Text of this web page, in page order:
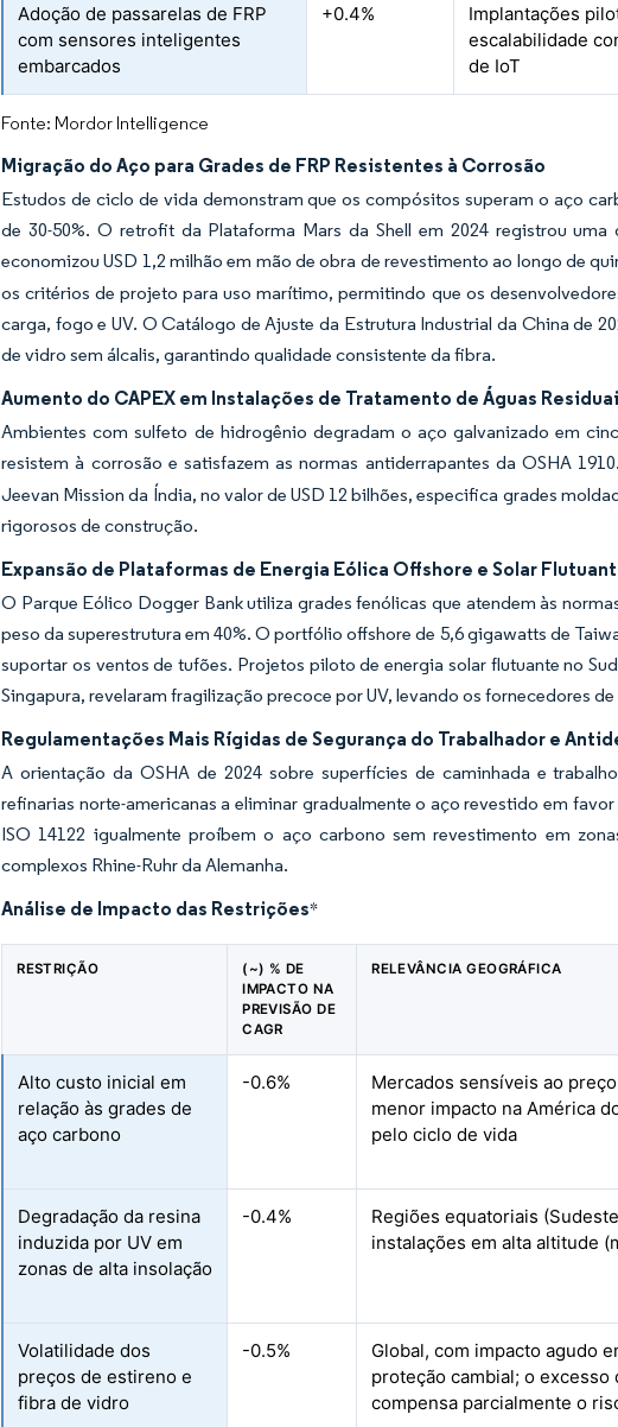
Adoção de passarelas de FRP
com sensores inteligentes
embarcados
+0.4%
Implantações
escalabilidade
de IoT
Fonte: Mordor Intelligence
Migração do Aço para Grades de FRP Resistentes à Corrosão
Estudos de ciclo de vida demonstram que os compósitos superam o aço
de 30-50%. O retrofit da Plataforma Mars da Shell em 2024 registrou
economizou USD 1,2 milhão em mão de obra de revestimento ao longo de
os critérios de projeto para uso marítimo, permitindo que os
carga, fogo e UV. O Catálogo de Ajuste da Estrutura Industrial da China de
de vidro sem álcalis, garantindo qualidade consistente da fibra.
Aumento do CAPEX em Instalações de Tratamento de Águas
Ambientes com sulfeto de hidrogênio degradam o aço galvanizado em
resistem à corrosão e satisfazem as normas antiderrapantes da OSHA
Jeevan Mission da Índia, no valor de USD 12 bilhões, especifica grades
rigorosos de construção.
Expansão de Plataformas de Energia Eólica Offshore e Solar
O Parque Eólico Dogger Bank utiliza grades fenólicas que atendem às
peso da superestrutura em 40%. O portfólio offshore de 5,6 gigawatts de
suportar os ventos de tufões. Projetos piloto de energia solar flutuante no
Singapura, revelaram fragilização precoce por UV, levando os fornecedores
Regulamentações Mais Rígidas de Segurança do Trabalhador e
A orientação da OSHA de 2024 sobre superfícies de caminhada e
refinarias norte-americanas a eliminar gradualmente o aço revestido em
ISO 14122 igualmente proíbem o aço carbono sem revestimento em
complexos Rhine-Ruhr da Alemanha.
Análise de Impacto das Restrições*
RESTRIÇÃO
(~) % DE
IMPACTO NA
PREVISÃO DE
CAGR
RELEVÂNCIA GEOGRÁFICA
Alto custo inicial em
relação às grades de
aço carbono
-0.6%
Mercados sensíveis ao
menor impacto na América
pelo ciclo de vida
Degradação da resina
induzida por UV em
zonas de alta insolação
-0.4%
Regiões equatoriais
instalações em alta altitude
Volatilidade dos
preços de estireno e
fibra de vidro
-0.5%
Global, com impacto agudo
proteção cambial; o
compensa parcialmente o